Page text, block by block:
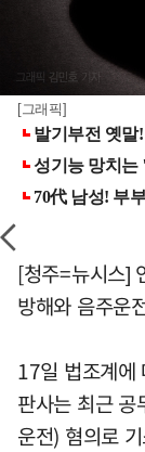
[그래픽]
[청주=뉴시스]
방해와 음주운
17일 법조계에
판사는 최근 공
운전) 혐의로